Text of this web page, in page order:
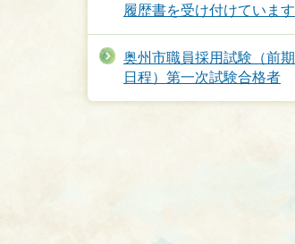
履歴書を受け付けています
奥州市職員採用試験（前期
日程）第一次試験合格者